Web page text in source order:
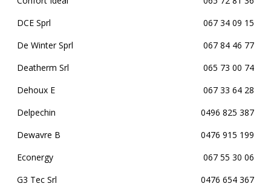
DCE Sprl
067 34 09 15
De Winter Sprl
067 84 46 77
Deatherm Srl
065 73 00 74
Dehoux E
067 33 64 28
Delpechin
0496 825 387
Dewavre B
0476 915 199
Econergy
067 55 30 06
G3 Tec Srl
0476 654 367